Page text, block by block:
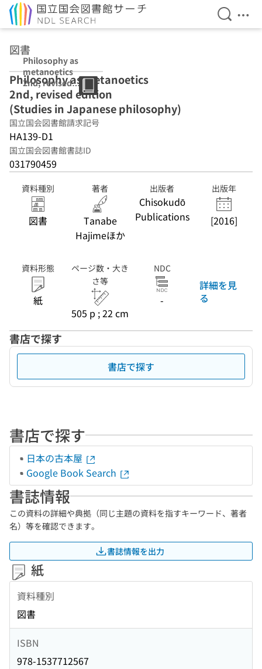
検索を
メ
図書
Philosophy as
metanoetics
2nd, revised
edition (Studies
in Japanese
philosophy)
Philosophy as metanoetics
2nd, revised edition
(Studies in Japanese philosophy)
国立国会図書館請求記号
HA139-D1
国立国会図書館書誌ID
031790459
資料種別
図書
著者
Tanabe
Hajimeほか
出版者
Chisokudō
Publications
出版年
[2016]
資料形態
紙
ページ数・大き
さ等
505 p ; 22 cm
NDC
-
詳細を見
る
書店で探す
書店で探す
書店で探す
日本の古本屋
Google Book Search
書誌情報
この資料の詳細や典拠（同じ主題の資料を指すキーワード、著者
名）等を確認できます。
書誌情報を出力
紙
資料種別
図書
ISBN
978-1537712567